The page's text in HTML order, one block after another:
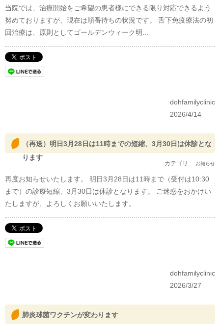
当院では、治療開始をご希望の患者様にできる限り対応できるよう
努めておりますが、現在は順番待ちの状況です。 舌下免疫療法の初
回治療は、原則としてゴールデンウィーク明...
dohfamilyclinic
2026/4/14
（再送）明日3月28日は11時までの短縮、3月30日は休診とな
ります
カテゴリ : お知らせ
再度お知らせいたします。 明日3月28日は11時まで（受付は10:30
まで）の診療短縮、3月30日は休診となります。 ご迷惑をおかけい
たしますが、よろしくお願いいたします。
dohfamilyclinic
2026/3/27
肺炎球菌ワクチンが変わります